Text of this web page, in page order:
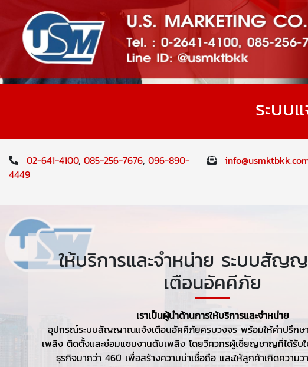
ระบบ
02-641-4100, 085-256-7676, 096-890-
4449
ให้บริการและจำหน่าย ระบบสัญ
เตือนอัคคีภัย
เราเป็นผู้นำด้านการให้บริการและจำหน่าย
อุปกรณ์ระบบสัญญาณแจ้งเตือนอัคคีภัยครบวงจร พร้อมให้คำปรึกษ
เพลิง ติดตั้งและซ่อมแซมงานดับเพลิง โดยวิศวกรผู้เชี่ยญชาญที่ได้รับ
ธุรกิจมากว่า 46ปี เพื่อสร้างความน่าเชื่อถือ และให้ลูกค้าเกิดความ